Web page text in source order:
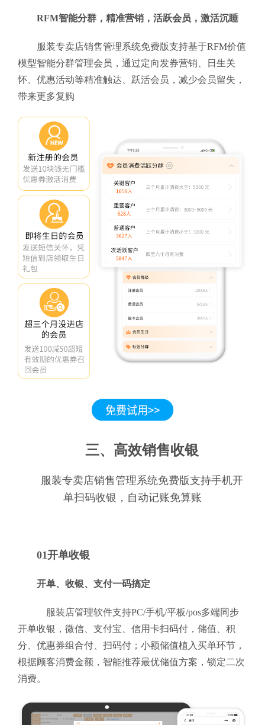
RFM智能分群，精准营销，活跃会员，激活沉睡
服装专卖店销售管理系统免费版支持基于RFM价值
模型智能分群管理会员，通过定向发券营销、日生关
怀、优惠活动等精准触达、跃活会员，减少会员留失，
带来更多复购
三、高效销售收银
服装专卖店销售管理系统免费版支持手机开
单扫码收银，自动记账免算账
01开单收银
开单、收银、支付一码搞定
服装店管理软件支持PC/手机/平板/pos多端同步
开单收银，微信、支付宝、信用卡扫码付，储值、积
分、优惠券组合付、扫码付；小额储值植入买单环节，
根据顾客消费金额，智能推荐最优储值方案，锁定二次
消费。